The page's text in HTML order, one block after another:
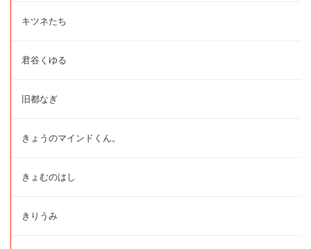
キツネたち
君谷くゆる
旧都なぎ
きょうのマインドくん。
きょむのはし
きりうみ